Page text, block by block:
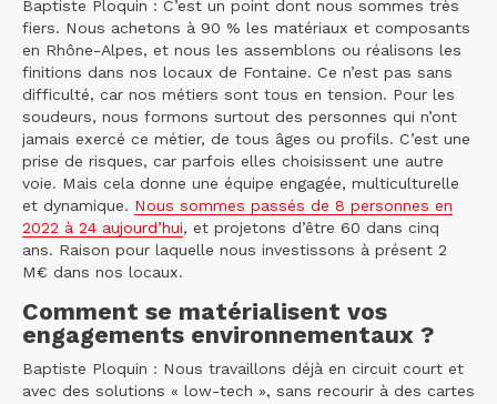
Baptiste Ploquin : C’est un point dont nous sommes très
fiers. Nous achetons à 90 % les matériaux et composants
en Rhône-Alpes, et nous les assemblons ou réalisons les
finitions dans nos locaux de Fontaine. Ce n’est pas sans
difficulté, car nos métiers sont tous en tension. Pour les
soudeurs, nous formons surtout des personnes qui n’ont
jamais exercé ce métier, de tous âges ou profils. C’est une
prise de risques, car parfois elles choisissent une autre
voie. Mais cela donne une équipe engagée, multiculturelle
et dynamique. Nous sommes passés de 8 personnes en
2022 à 24 aujourd’hui, et projetons d’être 60 dans cinq
ans. Raison pour laquelle nous investissons à présent 2
M€ dans nos locaux.
Comment se matérialisent vos
engagements environnementaux ?
Baptiste Ploquin : Nous travaillons déjà en circuit court et
avec des solutions « low-tech », sans recourir à des cartes